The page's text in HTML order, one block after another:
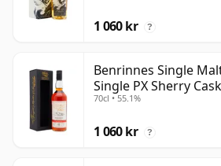
1 060 kr ?
Benrinnes Single
Single PX Sherry
gammal
70cl • 55.1%
1 060 kr ?